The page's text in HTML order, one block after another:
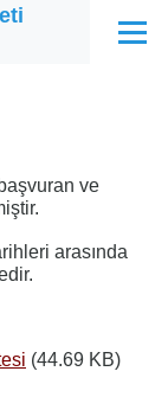
Menü
ve
arasında
(44.69 KB)